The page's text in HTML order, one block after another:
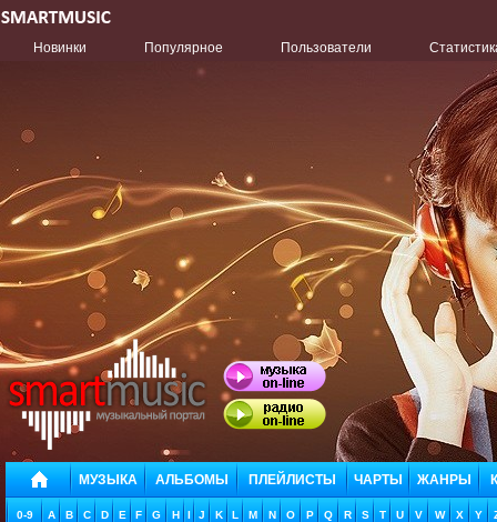
Новинки Популярное Пользователи
МУЗЫКА АЛЬБОМЫ ПЛЕЙЛИСТЫ ЧАРТЫ ЖАНРЫ
0-9 A B C D E F G H I J K L M N O P Q R S T U V W X Y